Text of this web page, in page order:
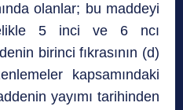
olanlar; bu maddeyi
5 inci ve 6 ncı
birinci fıkrasının (d)
kapsamındaki
yayımı tarihinden